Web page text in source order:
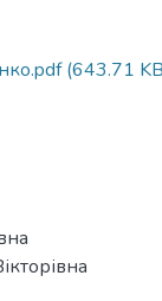
(643.71